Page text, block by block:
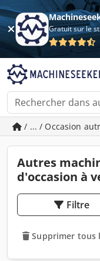
Gratuit sur le
/ ... / Occasion
Autres
d'occasion à
Filtre
Supprimer tous